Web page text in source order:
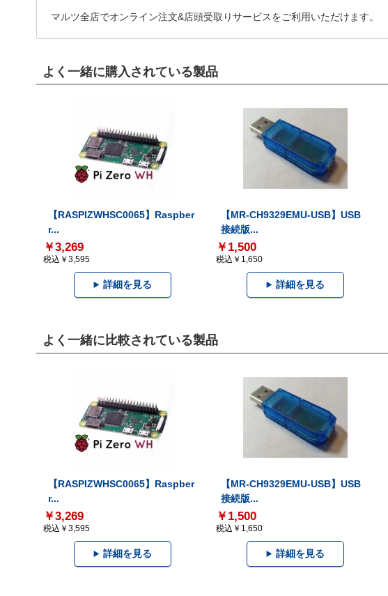
マルツ全店でオンライン注文&店頭受取りサービスをご利用いただけます。
よく一緒に購入されている製品
【RASPIZWHSC0065】Raspber
r...
￥3,269
税込￥3,595
詳細を見る
【MR-CH9329EMU-USB】USB
接続版...
￥1,500
税込￥1,650
詳細を見る
よく一緒に比較されている製品
【RASPIZWHSC0065】Raspber
r...
￥3,269
税込￥3,595
詳細を見る
【MR-CH9329EMU-USB】USB
接続版...
￥1,500
税込￥1,650
詳細を見る